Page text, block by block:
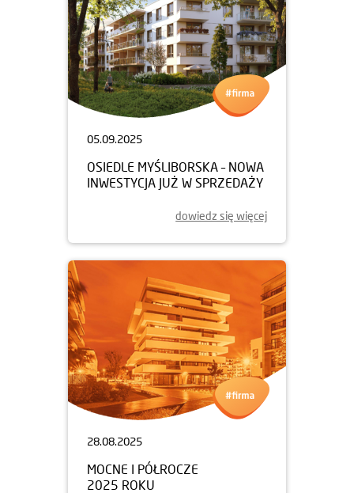
05.09.2025
OSIEDLE MYŚLIBORSKA – NOWA
INWESTYCJA JUŻ W SPRZEDAŻY
dowiedz się więcej
28.08.2025
MOCNE I PÓŁROCZE
2025 ROKU